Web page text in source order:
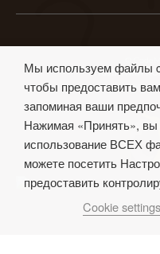
ПОЛИТИКА
Мы используем файлы
чтобы предоставить
запоминая ваши
Нажимая «Принять», вы
использование ВСЕХ
можете посетить
предоставить
Cookie settings